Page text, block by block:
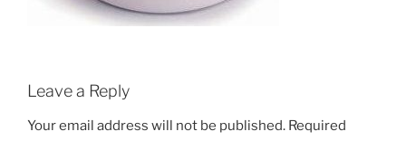
Leave a Reply
Your email address will not be published. Required